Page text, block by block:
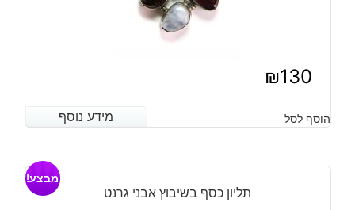
₪130
מידע נוסף הוסף לסל מידע נוסף
תליון כסף בשיבוץ אבני גרנט
מבצע!